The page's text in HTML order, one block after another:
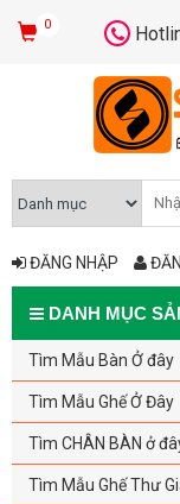
0
ĐĂNG NHẬP
DANH MỤC
Tìm Mẫu Bàn Ở đây
Tìm Mẫu Ghế Ở Đây
Tìm CHÂN BÀN ở
Tìm Mẫu Ghế Thư